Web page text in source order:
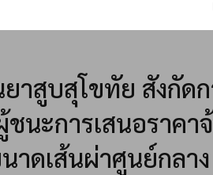
าสูบสุโขทัย สังกัด
นะการเสนอราค
าดเส้นผ่าศูนย์กลา